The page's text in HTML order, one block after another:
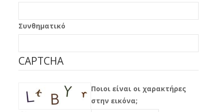
Συνθηματικό
CAPTCHA
Ποιοι είναι οι χαρακτήρες
στην εικόνα;